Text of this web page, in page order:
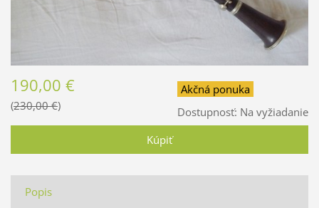
Akčná ponuka
Dostupnosť: Na vyžiadanie
190,00 €
230,00 €
Popis